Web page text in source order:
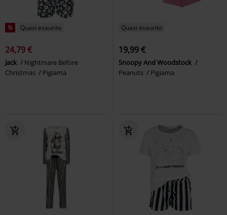
% Quasi esaurito
24,79 €
Jack
Nightmare Before
Christmas
Pigiama
Quasi esaurito
19,99 €
Snoopy And Woodstock
Peanuts
Pigiama